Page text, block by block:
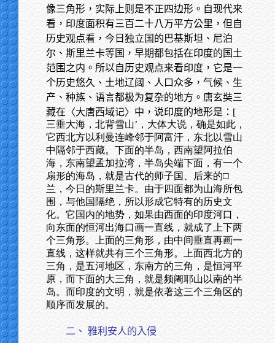
像三角形，实际上则是不正四边形。自现代来
看，印度面积有三百二十八万平方公里，但自
历史观点看，今日独立国的巴基斯坦、尼泊
尔、斯里兰卡等国，早期都包括在印度的国土
范围之内。所以自历史观点来看印度，它是一
个历史悠久、土地辽阔、人口众多，气候、生
产、种族、语言都极为复杂的地方。唐玄奘三
藏在〈大唐西域记〉中，说印度的地形是： [
三垂大海，北背雪山’，大体大说，确是如此，
它西北方以利曼连峰邻于阿富汗，东北以雪山
中隔邻于西藏。下面的半岛，西南望阿拉伯
海，东南望孟加拉湾，半岛尖端下面，有一个
扇形的海岛，就是古代的师子国、后来的□
兰，今日的斯里兰卡。由于四面都为山海所包
围，与他国隔绝，所以形成它特有的历史文
化。它国内的地势，如果由西面的印度河口，
向东面的恒河出海口画一直线，就成了上下两
个三角形。上面的三角形，由中间垂直再画一
直线，这样就共有三个三角形。上面西北方的
三角，是五河地区，东南方的三角，是恒河平
原，而下面的大三角，就是频阇耶山以南的半
岛。而印度的文明，就是依著这三个三角区的
顺序而发展的。
二、 雅利安人的入侵